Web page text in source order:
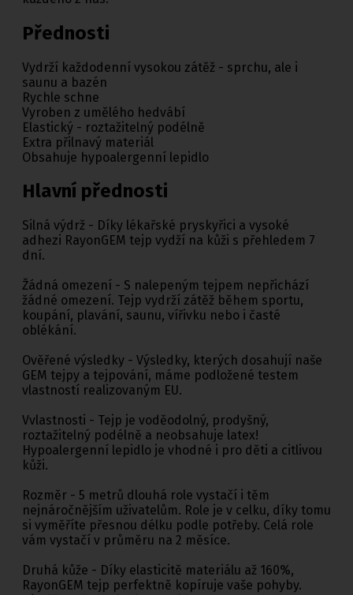
Přednosti
Vydrží každodenní vysokou zátěž - sprchu, ale i
saunu a bazén
Rychle schne
Vyroben z umělého hedvábí
Elastický - roztažitelný podélně
Extra přilnavý materiál
Obsahuje hypoalergenní lepidlo
Hlavní přednosti
Silná výdrž - Díky lékařské pryskyřici a vysoké
adhezi RayonGEM tejp vydží na kůži s přehledem 7
dní.
Žádná omezení - S nalepeným tejpem nepřichází
žádné omezení. Tejp vydrží zátěž během sportu,
koupání, plavání, saunu, vířivku nebo i časté
oblékání.
Ověřené výsledky - Výsledky, kterých dosahují naše
GEM tejpy a tejpování, máme podložené testem
vlastností realizovaným EU.
Vvlastnosti - Tejp je voděodolný, prodyšný,
roztažitelný podélně a neobsahuje latex!
Hypoalergenní lepidlo je vhodné i pro děti a citlivou
kůži.
Rozměr - 5 metrů dlouhá role vystačí i těm
nejnáročnějším uživatelům. Role je v celku, díky tomu
si vyměříte přesnou délku podle potřeby. Celá role
vám vystačí v průměru na 2 měsíce.
Druhá kůže - Díky elasticitě materiálu až 160%,
RayonGEM tejp perfektně kopíruje vaše pohyby.